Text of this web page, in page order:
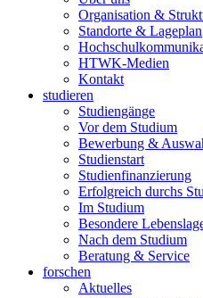
Organisation &
Standorte & Lageplan
HTWK-Medien
Kontakt
studieren
Studiengänge
Vor dem Studium
Bewerbung &
Studienstart
Studienfinanzierung
Erfolgreich durchs
Im Studium
Besondere
Nach dem Studium
Beratung & Service
forschen
Aktuelles